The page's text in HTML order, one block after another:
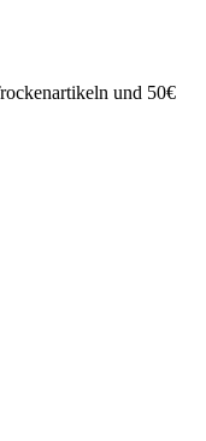
und 50€